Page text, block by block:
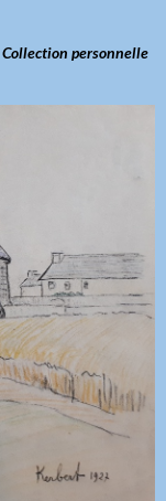
Collection personnelle